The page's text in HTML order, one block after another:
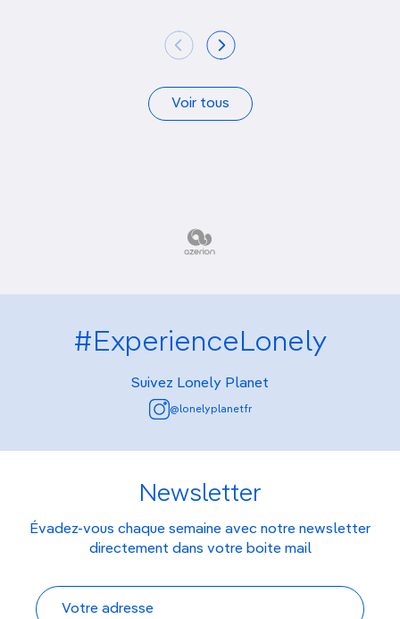
Voir tous
#ExperienceLonely
Suivez Lonely Planet
@lonelyplanetfr
Newsletter
Évadez-vous chaque semaine avec notre newsletter
directement dans votre boite mail